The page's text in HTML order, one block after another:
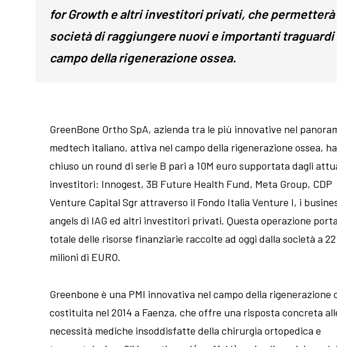
for Growth e altri investitori privati, che permetterà
società di raggiungere nuovi e importanti traguardi
campo della rigenerazione ossea.
GreenBone Ortho SpA, azienda tra le più innovative nel
medtech italiano, attiva nel campo della rigenerazione ossea, ha
chiuso un round di serie B pari a 10M euro supportata dagli
investitori: Innogest, 3B Future Health Fund, Meta Group, CDP
Venture Capital Sgr attraverso il Fondo Italia Venture I, i
angels di IAG ed altri investitori privati. Questa operazione
totale delle risorse finanziarie raccolte ad oggi dalla società a 22
milioni di EURO.
Greenbone è una PMI innovativa nel campo della rigenerazione
costituita nel 2014 a Faenza, che offre una risposta concreta
necessità mediche insoddisfatte della chirurgia ortopedica e